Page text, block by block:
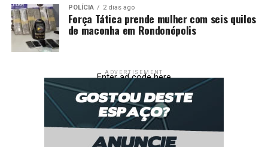
POLÍCIA 2 dias ago
Força Tática prende mulher com seis quilos
de maconha em Rondonópolis
ADVERTISEMENT
Enter ad code here